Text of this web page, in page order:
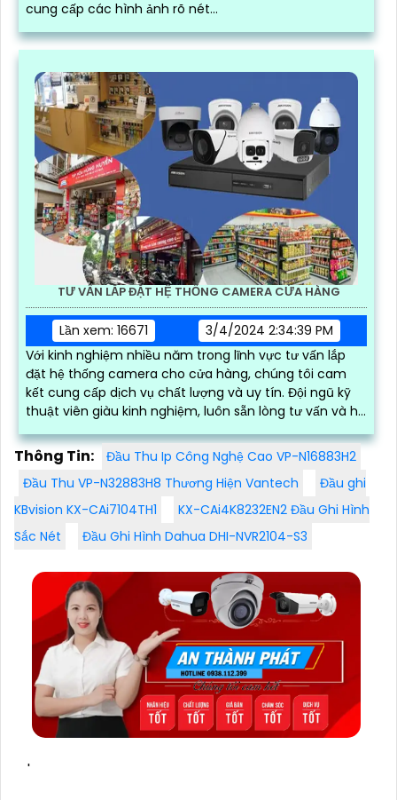
cung cấp các hình ảnh rõ nét...
TƯ VẤN LẮP ĐẶT HỆ THỐNG CAMERA CỬA HÀNG
Lần xem: 16671
3/4/2024 2:34:39 PM
Với kinh nghiệm nhiều năm trong lĩnh vực tư vấn lắp
đặt hệ thống camera cho cửa hàng, chúng tôi cam
kết cung cấp dịch vụ chất lượng và uy tín. Đội ngũ kỹ
thuật viên giàu kinh nghiệm, luôn sẵn lòng tư vấn và hỗ
Thông Tin:
Đầu Thu Ip Công Nghệ Cao VP-N16883H2
Đầu Thu VP-N32883H8 Thương Hiện Vantech
Đầu ghi
KBvision KX-CAi7104TH1
KX-CAi4K8232EN2 Đầu Ghi Hình
Sắc Nét
Đầu Ghi Hình Dahua DHI-NVR2104-S3
'